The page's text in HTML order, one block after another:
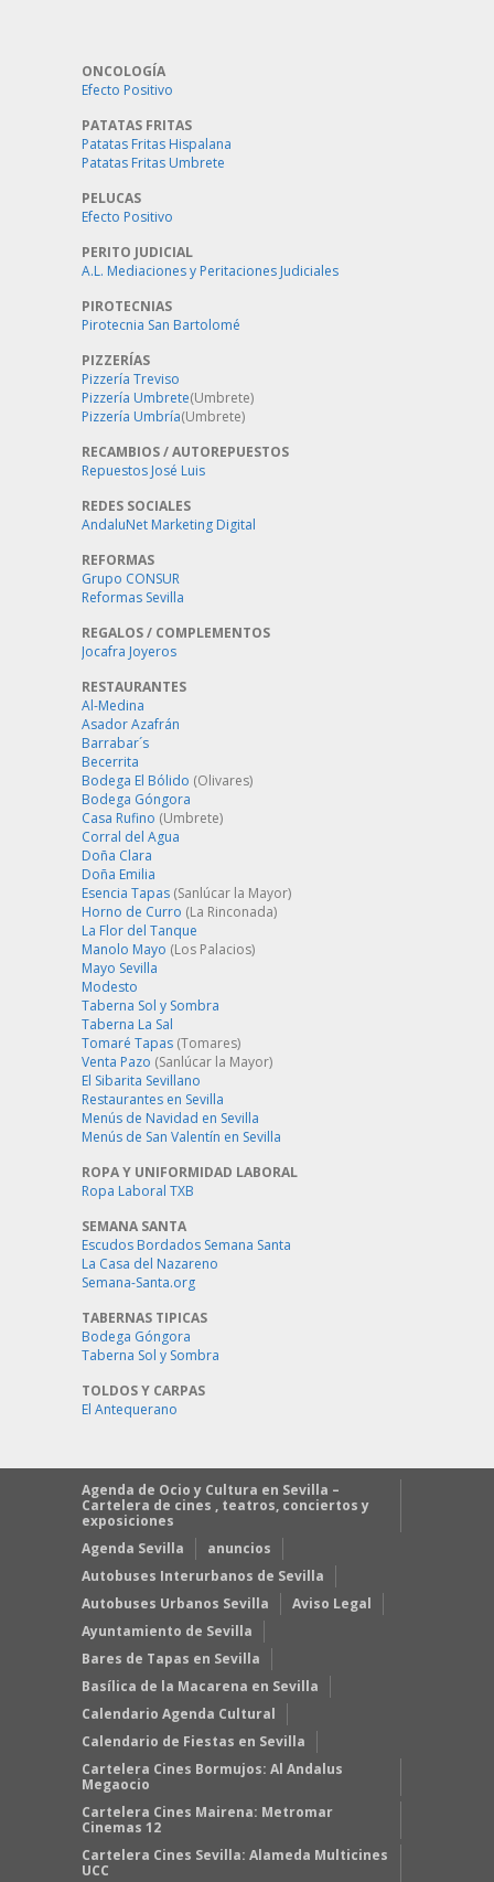
ONCOLOGÍA
Efecto Positivo
PATATAS FRITAS
Patatas Fritas Hispalana
Patatas Fritas Umbrete
PELUCAS
Efecto Positivo
PERITO JUDICIAL
A.L. Mediaciones y Peritaciones Judiciales
PIROTECNIAS
Pirotecnia San Bartolomé
PIZZERÍAS
Pizzería Treviso
Pizzería Umbrete(Umbrete)
Pizzería Umbría(Umbrete)
RECAMBIOS / AUTOREPUESTOS
Repuestos José Luis
REDES SOCIALES
AndaluNet Marketing Digital
REFORMAS
Grupo CONSUR
Reformas Sevilla
REGALOS / COMPLEMENTOS
Jocafra Joyeros
RESTAURANTES
Al-Medina
Asador Azafrán
Barrabar´s
Becerrita
Bodega El Bólido (Olivares)
Bodega Góngora
Casa Rufino (Umbrete)
Corral del Agua
Doña Clara
Doña Emilia
Esencia Tapas (Sanlúcar la Mayor)
Horno de Curro (La Rinconada)
La Flor del Tanque
Manolo Mayo (Los Palacios)
Mayo Sevilla
Modesto
Taberna Sol y Sombra
Taberna La Sal
Tomaré Tapas (Tomares)
Venta Pazo (Sanlúcar la Mayor)
El Sibarita Sevillano
Restaurantes en Sevilla
Menús de Navidad en Sevilla
Menús de San Valentín en Sevilla
ROPA Y UNIFORMIDAD LABORAL
Ropa Laboral TXB
SEMANA SANTA
Escudos Bordados Semana Santa
La Casa del Nazareno
Semana-Santa.org
TABERNAS TIPICAS
Bodega Góngora
Taberna Sol y Sombra
TOLDOS Y CARPAS
El Antequerano
Agenda de Ocio y Cultura en Sevilla –
Cartelera de cines , teatros, conciertos y
exposiciones
Agenda Sevilla
anuncios
Autobuses Interurbanos de Sevilla
Autobuses Urbanos Sevilla
Aviso Legal
Ayuntamiento de Sevilla
Bares de Tapas en Sevilla
Basílica de la Macarena en Sevilla
Calendario Agenda Cultural
Calendario de Fiestas en Sevilla
Cartelera Cines Bormujos: Al Andalus
Megaocio
Cartelera Cines Mairena: Metromar
Cinemas 12
Cartelera Cines Sevilla: Alameda Multicines
UCC